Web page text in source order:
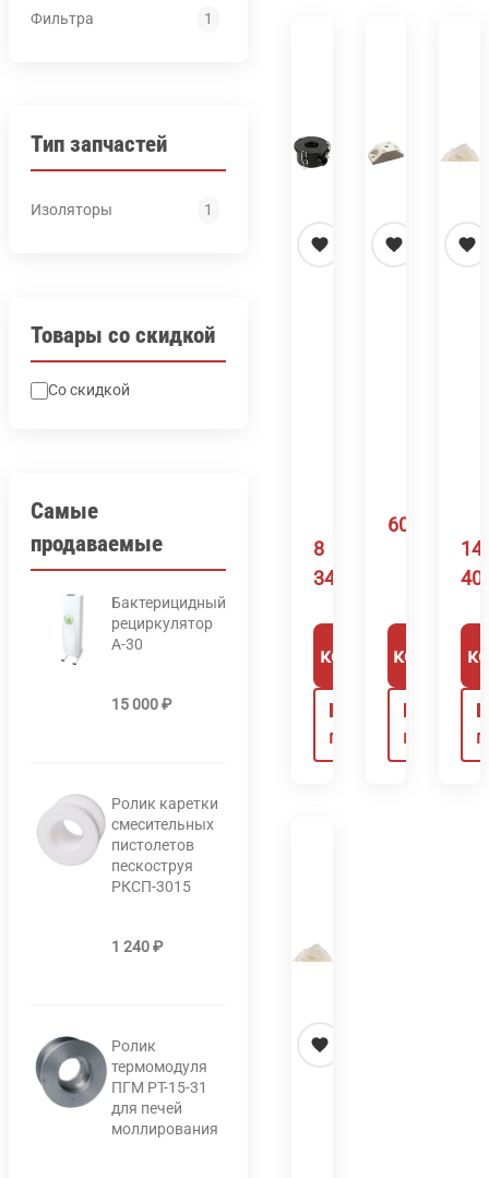
Фильтра 1
Тип запчастей
Изоляторы 1
Товары со скидкой
Со скидкой
Самые
продаваемые
Бактерицидный
рециркулятор
А-30
15 000₽
Ролик каретки
смесительных
пистолетов
пескоструя
РКСП-3015
1 240₽
Ролик
термомодуля
ПГМ РТ-15-31
для печей
моллирования
8
340
В корзину
Быстрый
просмотр
600
В корзину
просмотр
14
В